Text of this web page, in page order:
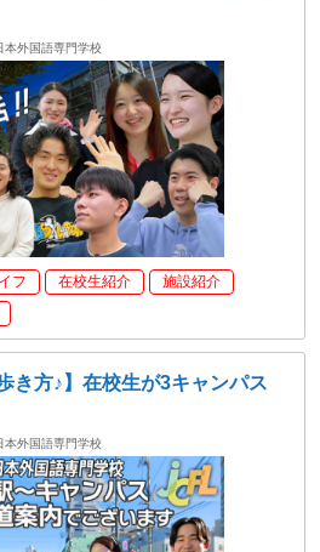
本外国語専門学校
フ 在校生紹介
施設紹介
き方♪】在校生が3キャンパス
本外国語専門学校